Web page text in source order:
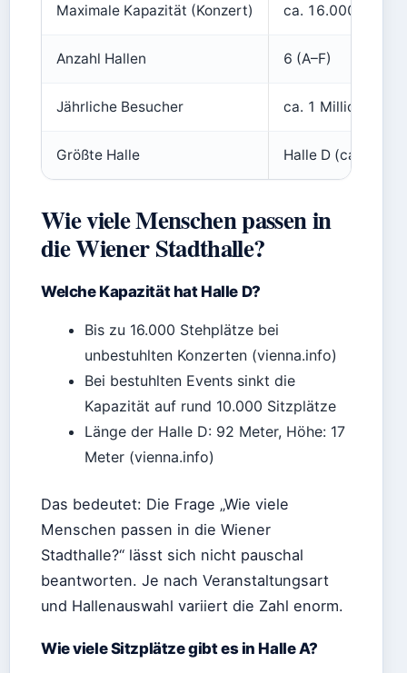
Maximale Kapazität (Konzert) ca. 16.000 (Halle
Anzahl Hallen 6 (A–F)
Jährliche Besucher ca. 1 Million
Größte Halle Halle D (ca. 7.800
Wie viele Menschen passen in
die Wiener Stadthalle?
Welche Kapazität hat Halle D?
Bis zu 16.000 Stehplätze bei
unbestuhlten Konzerten (vienna.info)
Bei bestuhlten Events sinkt die
Kapazität auf rund 10.000 Sitzplätze
Länge der Halle D: 92 Meter, Höhe: 17
Meter (vienna.info)
Das bedeutet: Die Frage „Wie viele
Menschen passen in die Wiener
Stadthalle?“ lässt sich nicht pauschal
beantworten. Je nach Veranstaltungsart
und Hallenauswahl variiert die Zahl enorm.
Wie viele Sitzplätze gibt es in Halle A?